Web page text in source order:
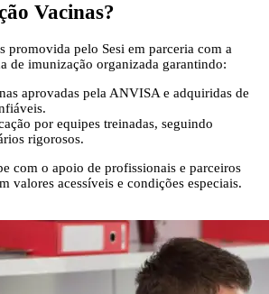
Vacinas?
promovida pelo Sesi em parceria com a
de imunização organizada garantindo:
aprovadas pela ANVISA e adquiridas de
por equipes treinadas, seguindo
rigorosos.
com o apoio de profissionais e parceiros
valores acessíveis e condições especiais.